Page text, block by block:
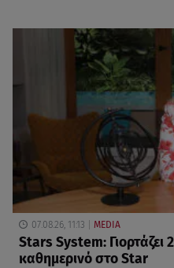
07.08.26, 11:13 MEDIA
Stars System: Γιορτάζει
καθημερινό στο Star